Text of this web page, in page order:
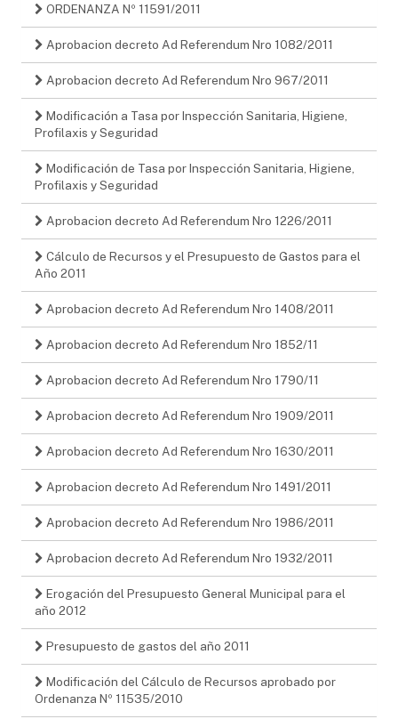
ORDENANZA Nº 11591/2011
Aprobacion decreto Ad Referendum Nro 1082/2011
Aprobacion decreto Ad Referendum Nro 967/2011
Modificación a Tasa por Inspección Sanitaria, Higiene,
Profilaxis y Seguridad
Modificación de Tasa por Inspección Sanitaria, Higiene,
Profilaxis y Seguridad
Aprobacion decreto Ad Referendum Nro 1226/2011
Cálculo de Recursos y el Presupuesto de Gastos para el
Año 2011
Aprobacion decreto Ad Referendum Nro 1408/2011
Aprobacion decreto Ad Referendum Nro 1852/11
Aprobacion decreto Ad Referendum Nro 1790/11
Aprobacion decreto Ad Referendum Nro 1909/2011
Aprobacion decreto Ad Referendum Nro 1630/2011
Aprobacion decreto Ad Referendum Nro 1491/2011
Aprobacion decreto Ad Referendum Nro 1986/2011
Aprobacion decreto Ad Referendum Nro 1932/2011
Erogación del Presupuesto General Municipal para el
año 2012
Presupuesto de gastos del año 2011
Modificación del Cálculo de Recursos aprobado por
Ordenanza Nº 11535/2010